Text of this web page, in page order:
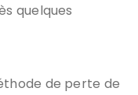
quelques
de perte de